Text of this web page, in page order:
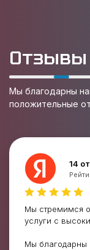
Отзывы
Мы благодарны
положительные
14
Мы стремимся
услуги с
Мы благодарны